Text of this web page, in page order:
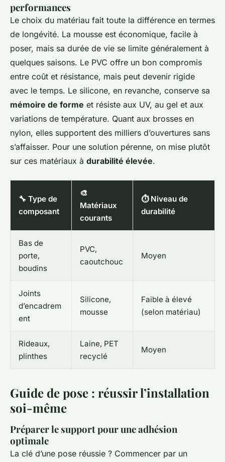
performances
Le choix du matériau fait toute la différence en termes
de longévité. La mousse est économique, facile à
poser, mais sa durée de vie se limite généralement à
quelques saisons. Le PVC offre un bon compromis
entre coût et résistance, mais peut devenir rigide
avec le temps. Le silicone, en revanche, conserve sa
mémoire de forme et résiste aux UV, au gel et aux
variations de température. Quant aux brosses en
nylon, elles supportent des milliers d’ouvertures sans
s’affaisser. Pour une solution pérenne, on mise plutôt
sur ces matériaux à durabilité élevée.
🔧 Type de
composant
🎨
Matériaux
courants
⏱️ Niveau de
durabilité
Bas de
porte,
boudins
PVC,
caoutchouc
Moyen
Joints
d’encadrem
ent
Silicone,
mousse
Faible à élevé
(selon matériau)
Rideaux,
plinthes
Laine, PET
recyclé
Moyen
Guide de pose : réussir l’installation
soi-même
Préparer le support pour une adhésion
optimale
La clé d’une pose réussie ? Commencer par un